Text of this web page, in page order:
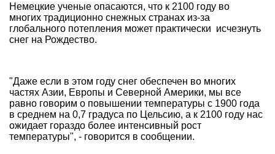
Немецкие ученые опасаются, что к 2100 году во
многих традиционно снежных странах из-за
глобального потепления может практически исчезнуть
снег на Рождество.
"Даже если в этом году снег обеспечен во многих
частях Азии, Европы и Северной Америки, мы все
равно говорим о повышении температуры с 1900 года
в среднем на 0,7 градуса по Цельсию, а к 2100 году нас
ожидает гораздо более интенсивный рост
температуры", - говорится в сообщении.